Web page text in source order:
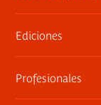
Dosieres,
exposiciones
Ediciones
Las
Profesionales